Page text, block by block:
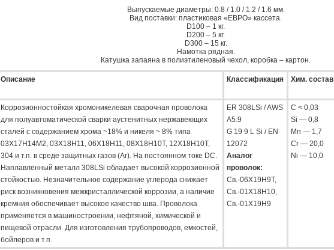
Выпускаемые диаметры: 0.8 / 1.0 / 1.2 / 1.6 мм.
Вид поставки: пластиковая «ЕВРО» кассета.
D100 – 1 кг.
D200 – 5 кг.
D300 – 15 кг.
Намотка рядная.
Катушка запаяна в полиэтиленовый чехол, коробка – картон.
Описание Классификация Хим. состав
Коррозионностойкая хромоникелевая сварочная проволока
для полуавтоматической сварки аустенитных нержавеющих
сталей c содержанием хрома ~18% и никеля ~ 8% типа
03Х17Н14М2, 03Х18Н11, 06Х18Н11, 08Х18Н10Т, 12Х18Н10Т,
304 и т.п. в среде защитных газов (Ar). На постоянном токе DC.
Наплавленный металл 308LSi обладает высокой коррозионной
стойкостью. Незначительное содержание углерода снижает
риск возникновения межкристаллической коррозии, а наличие
кремния обеспечивает высокое качество шва. Проволока
применяется в машиностроении, нефтяной, химической и
пищевой отрасли. Для изготовления трубопроводов, емкостей,
бойлеров и т.п.
ER 308LSi / AWS
A5.9
G 19 9 L Si / EN
12072
Аналог
проволок:
Св.-06Х19Н9Т,
Св.-01Х18Н10,
Св.-01Х19Н9
С < 0,03
Si — 0,8
Mn — 1,7
Cr — 20,0
Ni — 10,0